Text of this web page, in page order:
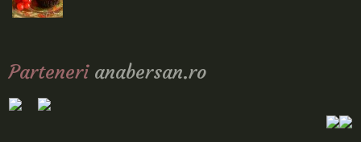
Partenerianabersan.ro